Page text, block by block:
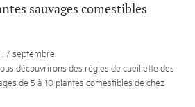
sauvages comestibles
7 septembre.
découvrirons des règles de cueillette des
de 5 à 10 plantes comestibles de chez